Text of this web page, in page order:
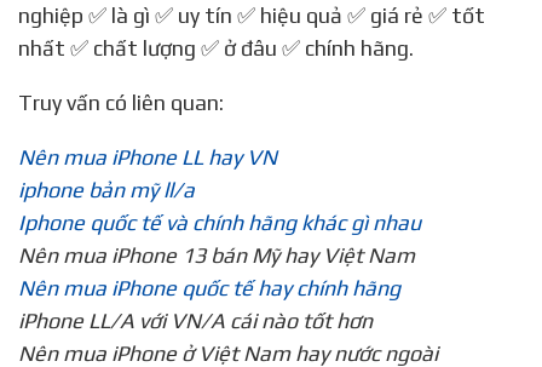
nghiệp ✅ là gì ✅ uy tín ✅ hiệu quả ✅ giá rẻ ✅ tốt
nhất ✅ chất lượng ✅ ở đâu ✅ chính hãng.
Truy vấn có liên quan:
Nên mua iPhone LL hay VN
iphone bản mỹ ll/a
Iphone quốc tế và chính hãng khác gì nhau
Nên mua iPhone 13 bán Mỹ hay Việt Nam
Nên mua iPhone quốc tế hay chính hãng
iPhone LL/A với VN/A cái nào tốt hơn
Nên mua iPhone ở Việt Nam hay nước ngoài